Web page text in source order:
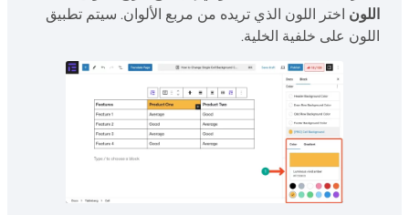
اللون اختر اللون الذي تريده من مربع الألوان. سيتم تطبيق
اللون على خلفية الخلية.